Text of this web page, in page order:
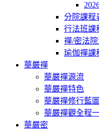
分院課程
行法班課
禪/密法
瑜伽禪課
華嚴禪
華嚴禪源流
華嚴禪特色
華嚴禪修行藍圖
華嚴禪觀全程
華嚴密